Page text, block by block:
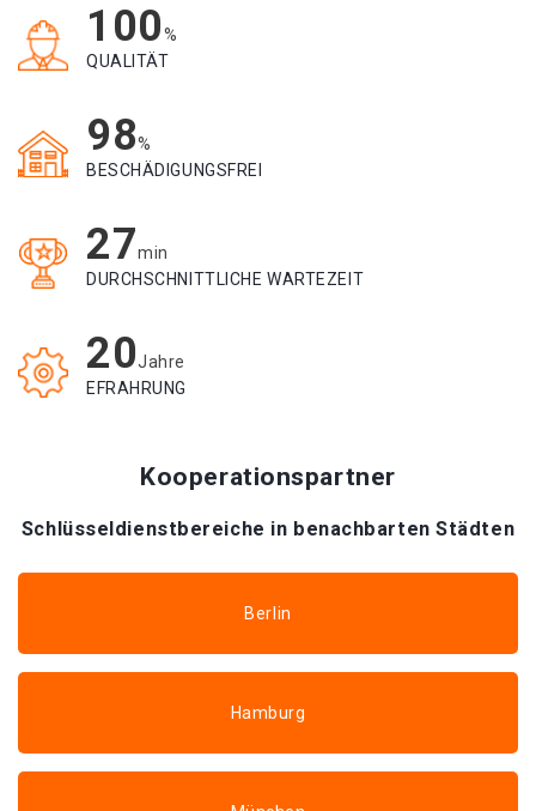
100%
QUALITÄT
98%
BESCHÄDIGUNGSFREI
27min
DURCHSCHNITTLICHE WARTEZEIT
20Jahre
EFRAHRUNG
Kooperationspartner
Schlüsseldienstbereiche in benachbarten Städten
Berlin
Hamburg